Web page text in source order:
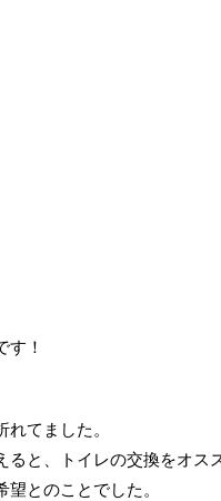
す！
てました。
ると、トイレの交換をオス
とのことでした。